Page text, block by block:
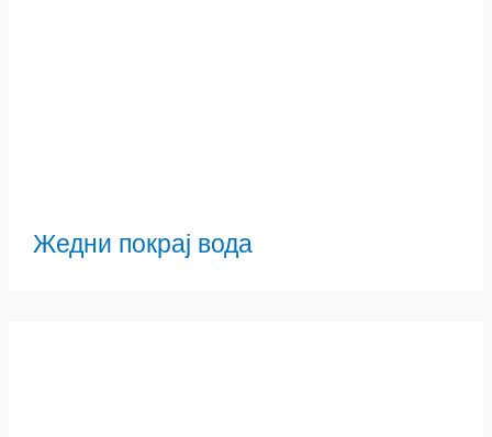
Жедни покрај вода